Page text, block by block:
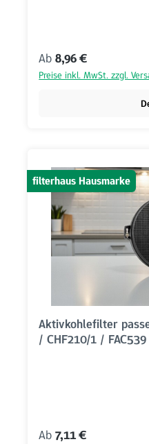
Regulärer Preis:
Ab 8,96 €
Preise inkl. MwSt. zzgl.
filterhaus Hausmarke
Aktivkohlefilter
/ CHF210/1 / FAC539
Regulärer Preis:
Ab 7,11 €